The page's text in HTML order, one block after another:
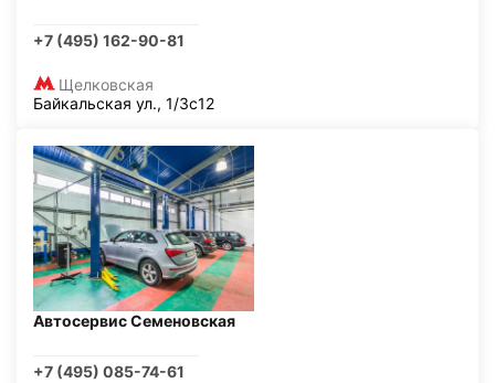
+7 (495) 162-90-81
Щелковская
Байкальская ул., 1/3с12
Автосервис Семеновская
+7 (495) 085-74-61